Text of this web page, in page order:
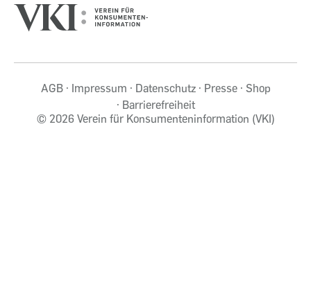
AGB Impressum Datenschutz Presse
Shop
Barrierefreiheit
© 2026 Verein für Konsumenteninformation (VKI)